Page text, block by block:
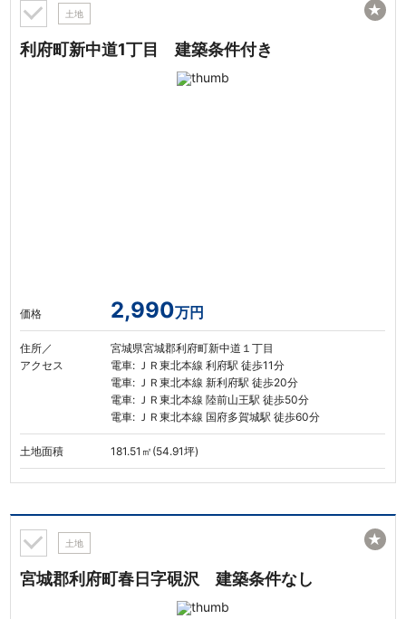
土地
利府町新中道1丁目 建築条件付き
価格 2,990万円
住所／
アクセス
宮城県宮城郡利府町新中道１丁目
電車: ＪＲ東北本線 利府駅 徒歩11分
電車: ＪＲ東北本線 新利府駅 徒歩20分
電車: ＪＲ東北本線 陸前山王駅 徒歩50分
電車: ＪＲ東北本線 国府多賀城駅 徒歩60分
土地面積 181.51㎡(54.91坪)
★
土地
宮城郡利府町春日字硯沢 建築条件なし
★